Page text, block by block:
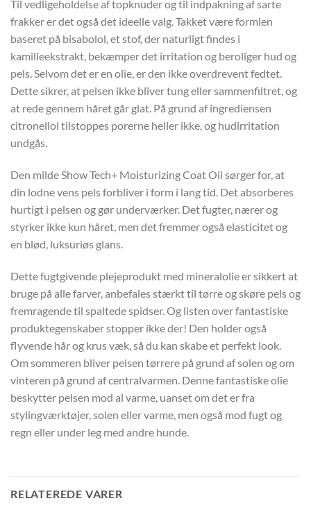
Til vedligeholdelse af topknuder og til indpakning af sarte
frakker er det også det ideelle valg. Takket være formlen
baseret på bisabolol, et stof, der naturligt findes i
kamilleekstrakt, bekæmper det irritation og beroliger hud og
pels. Selvom det er en olie, er den ikke overdrevent fedtet.
Dette sikrer, at pelsen ikke bliver tung eller sammenfiltret, og
at rede gennem håret går glat. På grund af ingrediensen
citronellol tilstoppes porerne heller ikke, og hudirritation
undgås.
Den milde Show Tech+ Moisturizing Coat Oil sørger for, at
din lodne vens pels forbliver i form i lang tid. Det absorberes
hurtigt i pelsen og gør underværker. Det fugter, nærer og
styrker ikke kun håret, men det fremmer også elasticitet og
en blød, luksuriøs glans.
Dette fugtgivende plejeprodukt med mineralolie er sikkert at
bruge på alle farver, anbefales stærkt til tørre og skøre pels og
fremragende til spaltede spidser. Og listen over fantastiske
produktegenskaber stopper ikke der! Den holder også
flyvende hår og krus væk, så du kan skabe et perfekt look.
Om sommeren bliver pelsen tørrere på grund af solen og om
vinteren på grund af centralvarmen. Denne fantastiske olie
beskytter pelsen mod al varme, uanset om det er fra
stylingværktøjer, solen eller varme, men også mod fugt og
regn eller under leg med andre hunde.
RELATEREDE VARER